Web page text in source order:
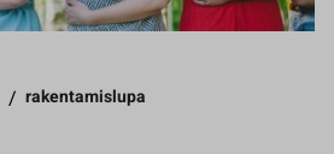
/ rakentamislupa